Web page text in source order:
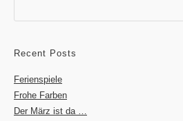
Recent Posts
Ferienspiele
Frohe Farben
Der März ist da …